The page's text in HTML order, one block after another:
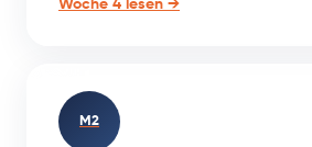
Woche 4 lesen →
M2